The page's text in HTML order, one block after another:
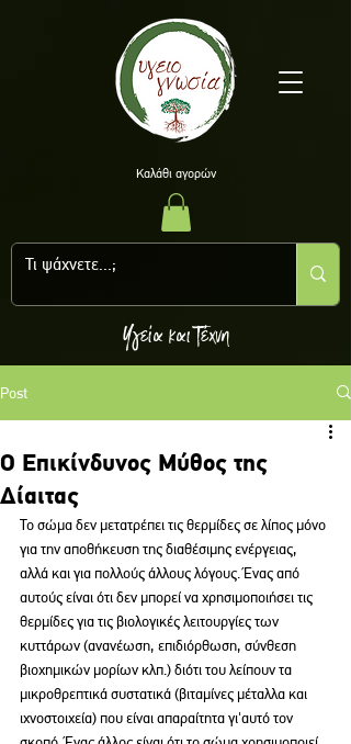
Υγεία και Τέχνη
Kαλάθι αγορών
Post
O Επικίνδυνος Μύθος της
Δίαιτας
Το σώμα δεν μετατρέπει τις θερμίδες σε λίπος μόνο
για την αποθήκευση της διαθέσιμης ενέργειας,
αλλά και για πολλούς άλλους λόγους. Ένας από
αυτούς είναι ότι δεν μπορεί να χρησιμοποιήσει τις
θερμίδες για τις βιολογικές λειτουργίες των
κυττάρων (ανανέωση, επιδιόρθωση, σύνθεση
βιοχημικών μορίων κλπ.) διότι του λείπουν τα
μικροθρεπτικά συστατικά (βιταμίνες μέταλλα και
ιχνοστοιχεία) που είναι απαραίτητα γι'αυτό τον